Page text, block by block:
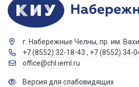
г. Набережные Челны, пр. им.
+7 (8552) 32-18-43 , +7 (8552) 34-
office@chl.ieml.ru
Версия для слабовидящих